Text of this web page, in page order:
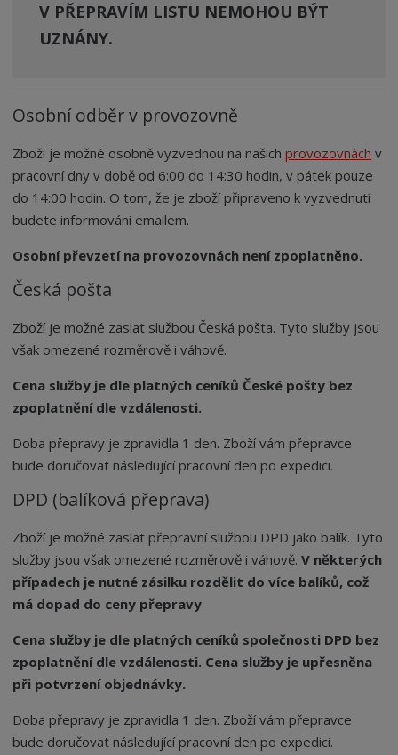
V PŘEPRAVÍM LISTU NEMOHOU BÝT
UZNÁNY.
Osobní odběr v provozovně
Zboží je možné osobně vyzvednou na našichprovozovnách v
pracovní dny v době od 6:00 do 14:30 hodin, v pátek pouze
do 14:00 hodin. O tom, že je zboží připraveno k vyzvednutí
budete informováni emailem.
Osobní převzetí na provozovnách není zpoplatněno.
Česká pošta
Zboží je možné zaslat službou Česká pošta. Tyto služby jsou
však omezené rozměrově i váhově.
Cena služby je dle platných ceníků České pošty bez
zpoplatnění dle vzdálenosti.
Doba přepravy je zpravidla 1 den. Zboží vám přepravce
bude doručovat následující pracovní den po expedici.
DPD (balíková přeprava)
Zboží je možné zaslat přepravní službou DPD jako balík. Tyto
služby jsou však omezené rozměrově i váhově.V některých
případech je nutné zásilku rozdělit do více balíků, což
má dopad do ceny přepravy.
Cena služby je dle platných ceníků společnosti DPD bez
zpoplatnění dle vzdálenosti. Cena služby je upřesněna
při potvrzení objednávky.
Doba přepravy je zpravidla 1 den. Zboží vám přepravce
bude doručovat následující pracovní den po expedici.